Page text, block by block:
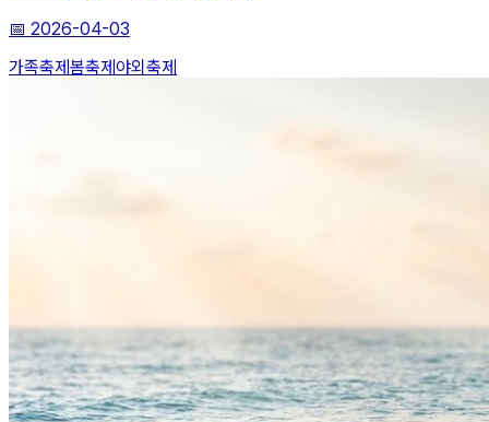
📅 2026-04-03
가족축제 봄축제 야외축제